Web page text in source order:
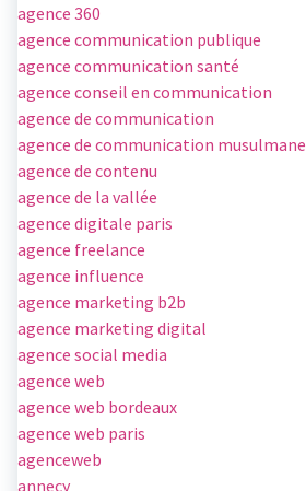
agence 360
agence communication publique
agence communication santé
agence conseil en communication
agence de communication
agence de communication musulmane
agence de contenu
agence de la vallée
agence digitale paris
agence freelance
agence influence
agence marketing b2b
agence marketing digital
agence social media
agence web
agence web bordeaux
agence web paris
agenceweb
annecy